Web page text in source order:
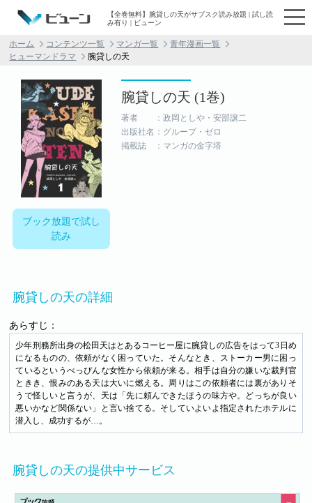
【全巻無料】腕貸しの天がサブスク読み放題 | 試し読
み有り | ビューン
ホーム コンテンツ一覧 マンガ一覧
青年漫画一覧
ヒューマンドラマ
腕貸しの天
ブック放題で試し
読み
腕貸しの天 (1巻)
著者 ：政岡としや・安部譲二
出版社名：グループ・ゼロ
掲載誌 ：マンガの金字塔
腕貸しの天の詳細
あらすじ：
少年刑務所出身の松田天はとあるコーヒー屋に腕貸しの広告をはって3日め
になるものの、依頼がなく困っていた。そんなとき、ストーカー男に困っ
ているというべっぴんな女性から依頼が来る。相手は自分の嫌いな裁判官
ときき、恨みのある天は大いに燃える。周りはこの依頼者には裏がありそ
うで怪しいと言うが、天は「先に頼んできたほうの味方や。どっちが良い
悪いかなど関係ない」と言い捨てる。そしていよいよ指定されたホテルに
潜入し、成功するが…。
腕貸しの天の提供中サービス